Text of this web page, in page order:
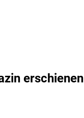
erschienen